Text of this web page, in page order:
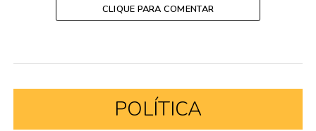
CLIQUE PARA COMENTAR
POLÍTICA